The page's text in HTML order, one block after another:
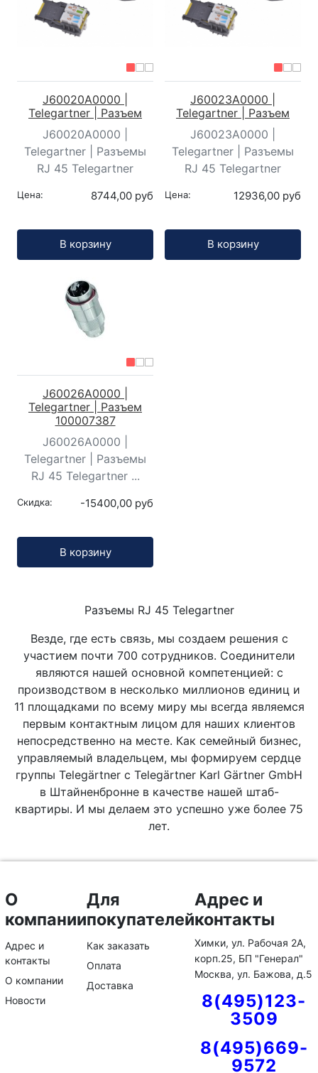
J60020A0000 |
Telegartner | Разъем
J60020A0000 |
Telegartner | Разъемы
RJ 45 Telegartner
Цена: 8744,00 руб
В корзину
J60023A0000 |
Telegartner | Разъем
J60023A0000 |
Telegartner | Разъемы
RJ 45 Telegartner
Цена: 12936,00 руб
В корзину
J60026A0000 |
Telegartner | Разъем
100007387
J60026A0000 |
Telegartner | Разъемы
RJ 45 Telegartner ...
Скидка: -15400,00 руб
В корзину
Разъемы RJ 45 Telegartner
Везде, где есть связь, мы создаем решения с
участием почти 700 сотрудников. Соединители
являются нашей основной компетенцией: с
производством в несколько миллионов единиц и
11 площадками по всему миру мы всегда являемся
первым контактным лицом для наших клиентов
непосредственно на месте. Как семейный бизнес,
управляемый владельцем, мы формируем сердце
группы Telegärtner с Telegärtner Karl Gärtner GmbH
в Штайненбронне в качестве нашей штаб-
квартиры. И мы делаем это успешно уже более 75
лет.
О
компании
Адрес и
контакты
О компании
Новости
Для
покупателей
Как заказать
Оплата
Доставка
Адрес и
контакты
Химки, ул. Рабочая 2А,
корп.25, БП "Генерал"
Москва, ул. Бажова, д.5
8(495)123-
3509
8(495)669-
9572